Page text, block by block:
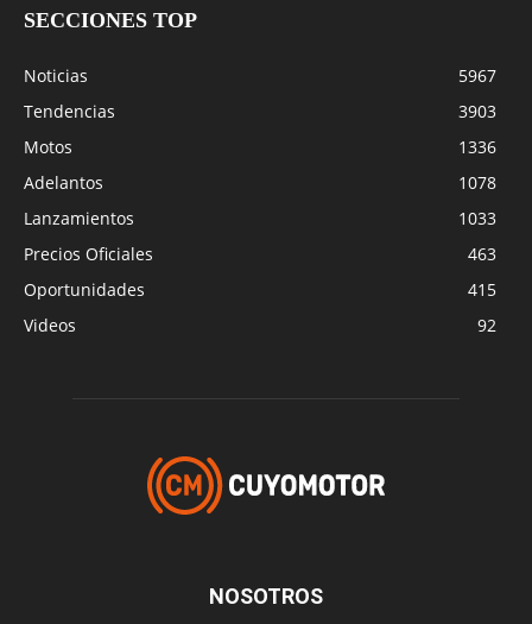
SECCIONES TOP
Noticias
5967
Tendencias
3903
Motos
1336
Adelantos
1078
Lanzamientos
1033
Precios Oficiales
463
Oportunidades
415
Videos
92
NOSOTROS